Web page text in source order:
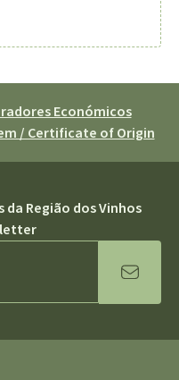
Económicos
/ Certificate of Origin
Região dos Vinhos